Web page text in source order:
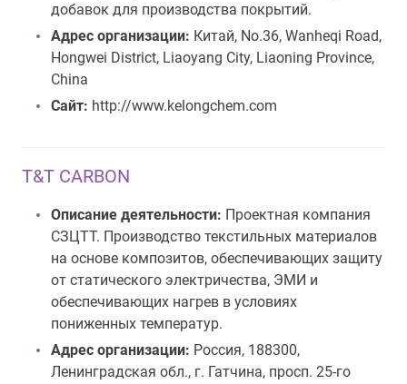
добавок для производства покрытий.
Адрес организации: Китай, No.36, Wanheqi Road,
Hongwei District, Liaoyang City, Liaoning Province,
China
Сайт: http://www.kelongchem.com
T&T CARBON
Описание деятельности: Проектная компания
СЗЦТТ. Производство текстильных материалов
на основе композитов, обеспечивающих защиту
от статического электричества, ЭМИ и
обеспечивающих нагрев в условиях
пониженных температур.
Адрес организации: Россия, 188300,
Ленинградская обл., г. Гатчина, просп. 25-го